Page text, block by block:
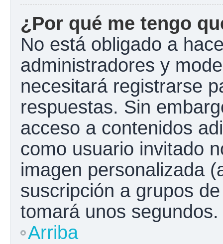
¿Por qué me tengo
No está obligado a
administradores y
necesitará registrarse
respuestas. Sin
acceso a contenidos
como usuario invitado
imagen personalizada
suscripción a grupos
tomará unos
Arriba